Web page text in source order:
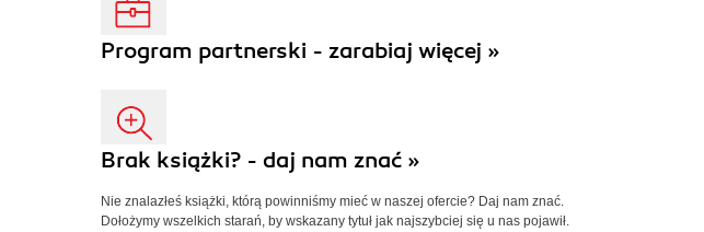
Program partnerski - zarabiaj więcej »
Brak książki? - daj nam znać »
Nie znalazłeś książki, którą powinniśmy mieć w naszej ofercie? Daj nam znać.
Dołożymy wszelkich starań, by wskazany tytuł jak najszybciej się u nas pojawił.